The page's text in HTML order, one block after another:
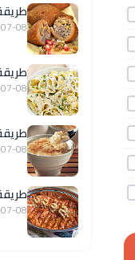
08
08
طريقة
08
08